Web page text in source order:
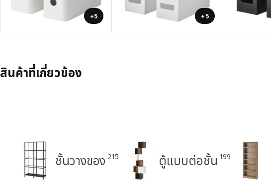
+5 +5
สินค้าที่เกี่ยวข้อง
ชั้นวางของ 215 ตู้แบบต่อชั้น 199